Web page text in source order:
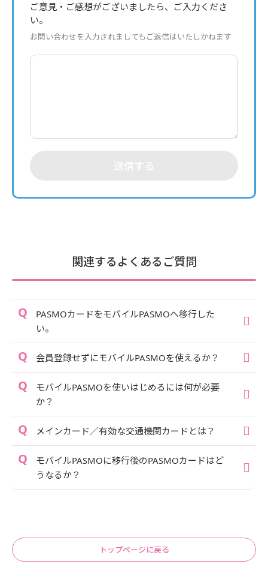
ご意見・ご感想がございましたら、ご入力くださ
い。
お問い合わせを入力されましてもご返信はいたしかねます
送信する
関連するよくあるご質問
PASMOカードをモバイルPASMOへ移行した
い。
会員登録せずにモバイルPASMOを使えるか？
モバイルPASMOを使いはじめるには何が必要
か？
メインカード／有効な交通機関カードとは？
モバイルPASMOに移行後のPASMOカードはど
うなるか？
トップページに戻る